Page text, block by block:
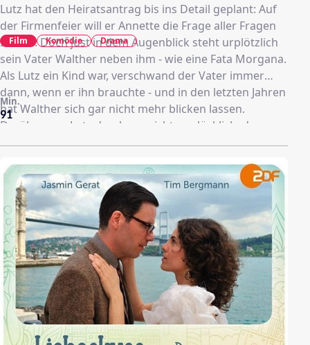
Lutz hat den Heiratsantrag bis ins Detail geplant: Auf
der Firmenfeier will er Annette die Frage aller Fragen
stellen. Doch just in dem Augenblick steht urplötzlich
sein Vater Walther neben ihm - wie eine Fata Morgana.
Als Lutz ein Kind war, verschwand der Vater immer
dann, wenn er ihn brauchte - und in den letzten Jahren
hat Walther sich gar nicht mehr blicken lassen.
Darüber war Lutz durchaus nicht unglücklich, denn wo
immer sein Vater auftauchte, sorgte er für Chaos.
Auch diesmal dauert es nur Sekunden, bis Lutz Leben
total auf dem Kopf steht. Doch Walther scheint das
nicht zu stören - offenbar kann er sich nicht einmal
mehr erinnern, was er am Tag zuvor angestellt hat.
Oder tut er nur so? Als Lutz merkt, was mit seinem
Vater los ist, wird es höchste Zeit, ein paar
gemeinsame Erinnerungen zu schaffen
91
Min.
Film Komödie Drama